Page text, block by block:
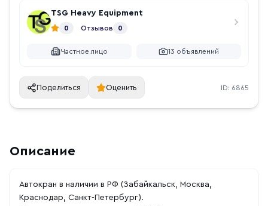
TSG Heavy Equipment
0 Отзывов 0
Частное лицо 13 объявлений
Поделиться Оценить ID: 6865
Описание
Автокран в наличии в РФ (Забайкальск, Москва,
Краснодар, Санкт-Петербург).